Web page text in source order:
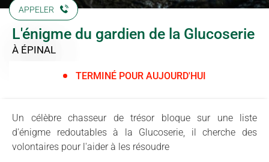
APPELER
L'énigme du gardien de la Glucoserie
À ÉPINAL
TERMINÉ POUR AUJOURD'HUI
Un célèbre chasseur de trésor bloque sur une liste
d'énigme redoutables à la Glucoserie, il cherche des
volontaires pour l'aider à les résoudre